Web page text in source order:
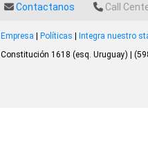
Contactanos Call
Empresa | Políticas | Integra nuestro
Constitución 1618 (esq. Uruguay) |